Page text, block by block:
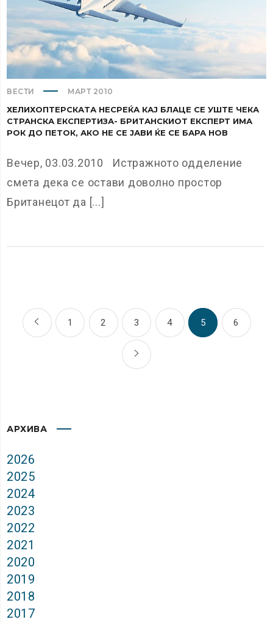
ВЕСТИ МАРТ 2010
ХЕЛИХОПТЕРСКАТА НЕСРЕЌА КАЈ БЛАЦЕ СЕ УШТЕ ЧЕКА
СТРАНСКА ЕКСПЕРТИЗА- БРИТАНСКИОТ ЕКСПЕРТ ИМА
РОК ДО ПЕТОК, АКО НЕ СЕ ЈАВИ ЌЕ СЕ БАРА НОВ
Вечер, 03.03.2010 Истражното одделение
смета дека се остави доволно простор
Британецот да [...]
1 2 3 4 5 6
АРХИВА
2026
2025
2024
2023
2022
2021
2020
2019
2018
2017